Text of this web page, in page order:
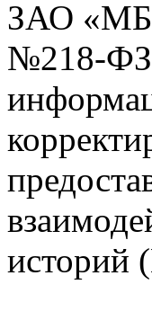
ЗАО
№218-ФЗ
историй